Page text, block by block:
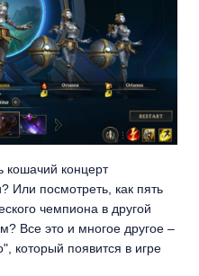
кошачий концерт
Или посмотреть, как пять
чемпиона в другой
Все это и многое другое –
который появится в игре